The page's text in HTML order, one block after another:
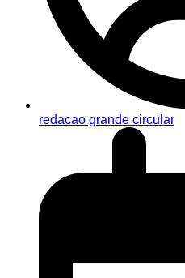
redacao grande circular